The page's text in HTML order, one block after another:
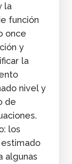
la
función
once
y
la
nivel y
de
los
algunas